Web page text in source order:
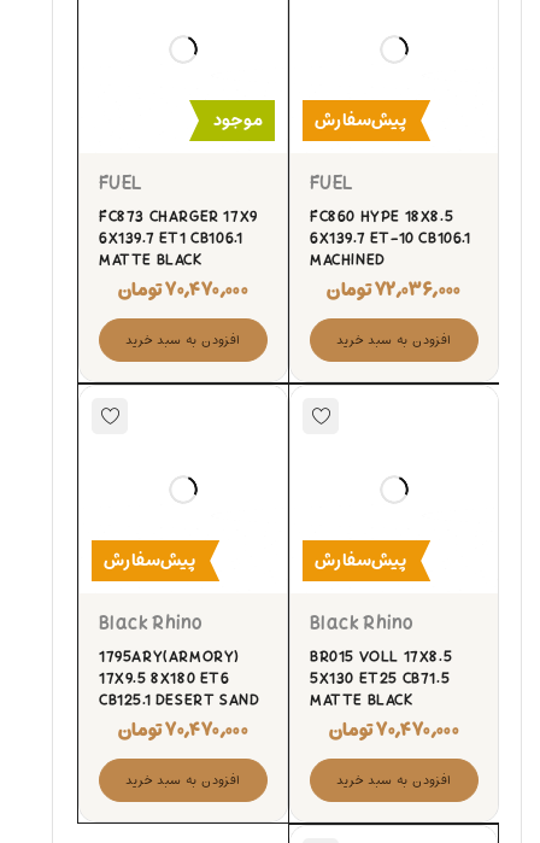
پیش‌سفارش
FUEL
FC860 HYPE 18X8.5
6X139.7 ET-10 CB106.1
MACHINED
۷۲,۰۳۶,۰۰۰تومان
افزودن به سبد خرید
موجود
FUEL
FC873 CHARGER 17X9
6X139.7 ET1 CB106.1
MATTE BLACK
۷۰,۴۷۰,۰۰۰تومان
افزودن به سبد خرید
پیش‌سفارش
Black Rhino
BR015 VOLL 17X8.5
5X130 ET25 CB71.5
MATTE BLACK
۷۰,۴۷۰,۰۰۰تومان
افزودن به سبد خرید
پیش‌سفارش
Black Rhino
1795ARY(ARMORY)
17X9.5 8X180 ET6
CB125.1 DESERT SAND
۷۰,۴۷۰,۰۰۰تومان
افزودن به سبد خرید